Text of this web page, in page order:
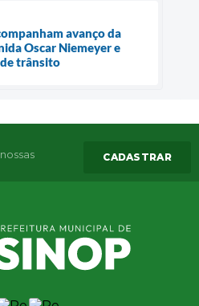
avanço da
Oscar Niemeyer e
trânsito
CADASTRAR